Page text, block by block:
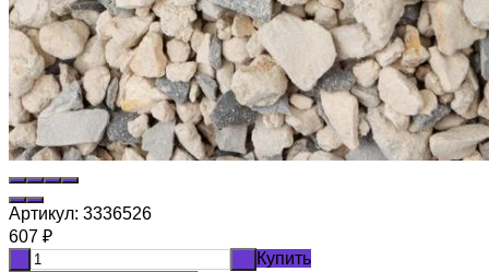
Артикул: 3336526
607 ₽
Купить